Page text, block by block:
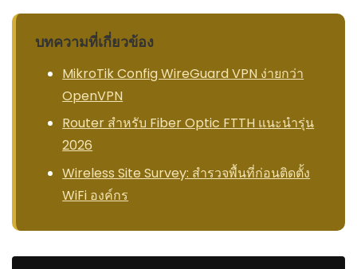
บทความที่เกี่ยวข้อง
MikroTik Config WireGuard VPN ง่ายกว่า
OpenVPN
Router สำหรับ Fiber Optic FTTH แนะนำรุ่น
2026
Wireless Site Survey: สำรวจพื้นที่ก่อนติดตั้ง
WiFi องค์กร